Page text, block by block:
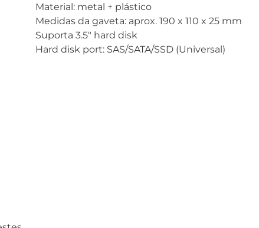
Material: metal + plástico
Medidas da gaveta: aprox. 190 x 110 x 25 mm
Suporta 3.5″ hard disk
Hard disk port: SAS/SATA/SSD (Universal)